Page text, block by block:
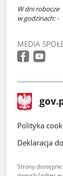
W dni robocze
w godzinach: -
MEDIA
stopka
gov.pl
Polityka
Deklaracja
Strony